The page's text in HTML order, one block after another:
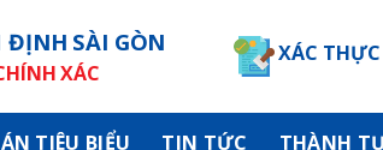
ĐỊNH SÀI GÒN
XÁC
XÁC
TIÊU BIỂU TIN TỨC THÀNH